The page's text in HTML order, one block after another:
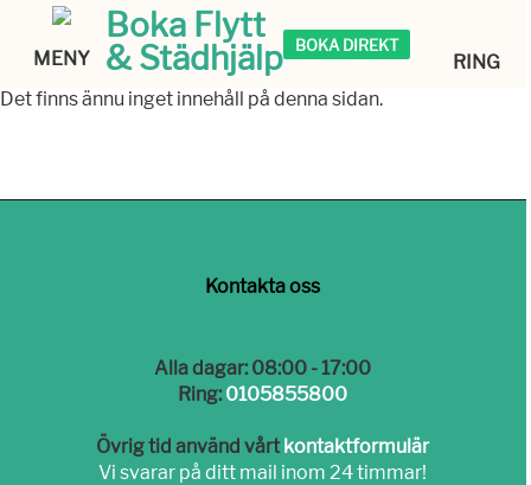
MENY
Boka Flytt
& Städhjälp
BOKA DIREKT
RING
Det finns ännu inget innehåll på denna sidan.
Kontakta oss
Alla dagar: 08:00 - 17:00
Ring: 0105855800
Övrig tid använd vårtkontaktformulär
Vi svarar på ditt mail inom 24 timmar!